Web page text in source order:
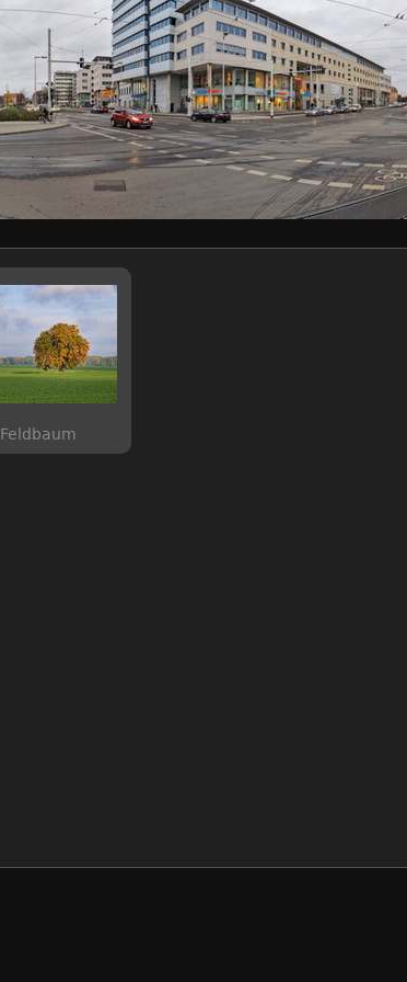
Feldbaum